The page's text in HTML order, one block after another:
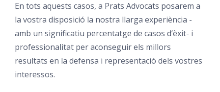
En tots aquests casos, a Prats Advocats posarem a
la vostra disposició la nostra llarga experiència -
amb un significatiu percentatge de casos d’èxit- i
professionalitat per aconseguir els millors
resultats en la defensa i representació dels vostres
interessos.